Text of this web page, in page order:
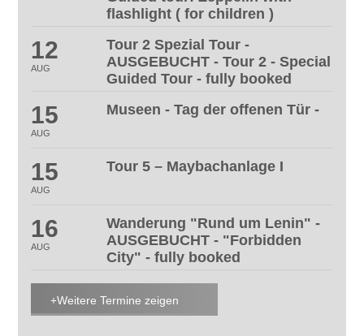
flashlight ( for children )
12
AUG
Tour 2 Spezial Tour -
AUSGEBUCHT - Tour 2 - Special
Guided Tour - fully booked
15
AUG
Museen - Tag der offenen Tür -
15
AUG
Tour 5 – Maybachanlage I
16
AUG
Wanderung "Rund um Lenin" -
AUSGEBUCHT - "Forbidden
City" - fully booked
Weitere Termine zeigen